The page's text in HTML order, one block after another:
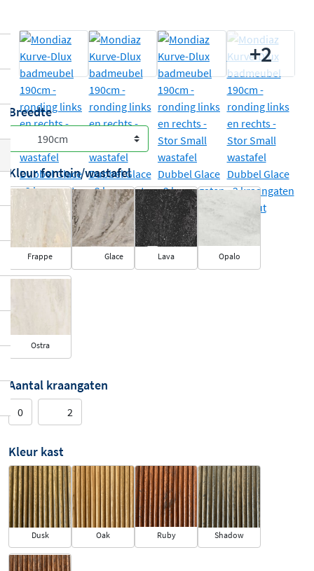
+2
Breedte
Kleur fontein/wastafel
Frappe Glace Lava Opalo
Ostra
Aantal kraangaten
0 2
Kleur kast
Dusk Oak Ruby Shadow